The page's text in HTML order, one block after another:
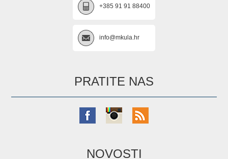
+385 91 91 88400
info@mkula.hr
PRATITE NAS
NOVOSTI